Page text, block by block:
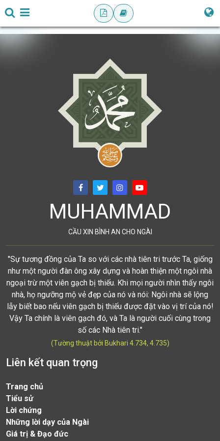
MUHAMMAD
CẦU XIN BÌNH AN CHO NGÀI
"Sự tương đồng của Ta so với các nhà tiên tri trước Ta, giống
như một người đàn ông xây dựng và hoàn thiện một ngôi nhà
ngoại trừ một viên gạch bị thiếu. Khi mọi người nhìn thấy ngôi
nhà, họ ngưỡng mộ vẻ đẹp của nó và nói: Ngôi nhà sẽ lộng
lẫy biết bao nếu viên gạch bị thiếu được đặt vào vị trí của nó!
Vậy Ta chính là viên gạch đó, và Ta là người cuối cùng trong
số các Nhà tiên tri."
(Tường thuật bởi Bukhari 4.734, 4.735)
Liên kết quan trọng
Trang chủ
Tiểu sử
Lời chứng
Những lời dạy của Ngài
Giá trị & Đạo đức